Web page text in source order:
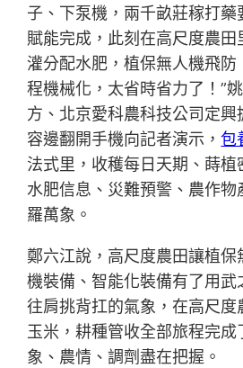
子、下泵機，兩千畝莊稼打
賦能完成，此刻在高尺度農
灌分配水肥，植保無人機飛防
程機械化，太省時省力了！”
方、北京愛科農科技公司定興
容邊翻開手機向記者演示，包
法式里，收穫每日天期、蒔植
水肥信息、災難預警、農作
羅萬象。
鄭六江說，高尺度農田讓植保
機裝備、智能化裝備有了用武
往肩挑背扛的氣象，在高尺度
玉米，耕種管收全部旅程完
象、農情、調劑盡在把握。